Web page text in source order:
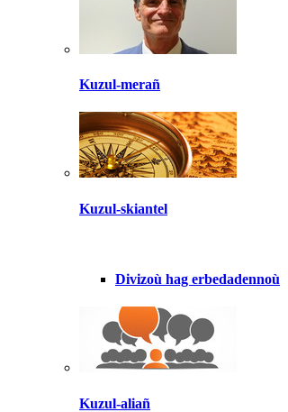
Kuzul-merañ
Kuzul-skiantel
Divizoù hag erbedadennoù
Kuzul-aliañ